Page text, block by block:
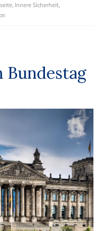
Innere Sicherheit
Bundestag